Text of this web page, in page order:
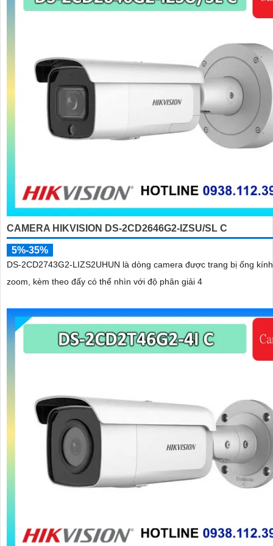
CAMERA HIKVISION DS-2CD2646G2-IZSU/SL C
5%-35%
DS-2CD2743G2-LIZS2UHUN là dòng camera được trang bị ống
zoom, kèm theo đấy có thể nhìn với độ phân giải 4